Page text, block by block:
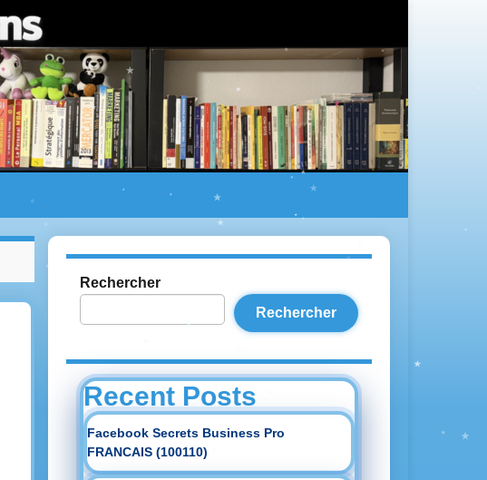
Rechercher
Rechercher
Recent Posts
Facebook Secrets Business Pro
FRANCAIS (100110)